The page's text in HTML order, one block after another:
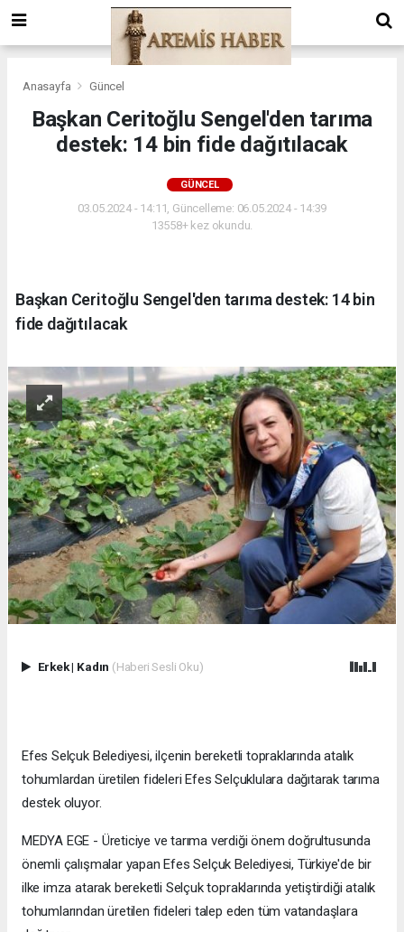
Anasayfa Güncel
Başkan Ceritoğlu Sengel'den tarıma
destek: 14 bin fide dağıtılacak
GÜNCEL
03.05.2024 - 14:11, Güncelleme: 06.05.2024 - 14:39
13558+ kez okundu.
Başkan Ceritoğlu Sengel'den tarıma destek: 14 bin
fide dağıtılacak
Erkek| Kadın (Haberi Sesli Oku)
Efes Selçuk Belediyesi, ilçenin bereketli topraklarında atalık
tohumlardan üretilen fideleri Efes Selçuklulara dağıtarak tarıma
destek oluyor.
MEDYA EGE - Üreticiye ve tarıma verdiği önem doğrultusunda
önemli çalışmalar yapan Efes Selçuk Belediyesi, Türkiye'de bir
ilke imza atarak bereketli Selçuk topraklarında yetiştirdiği atalık
tohumlarından üretilen fideleri talep eden tüm vatandaşlara